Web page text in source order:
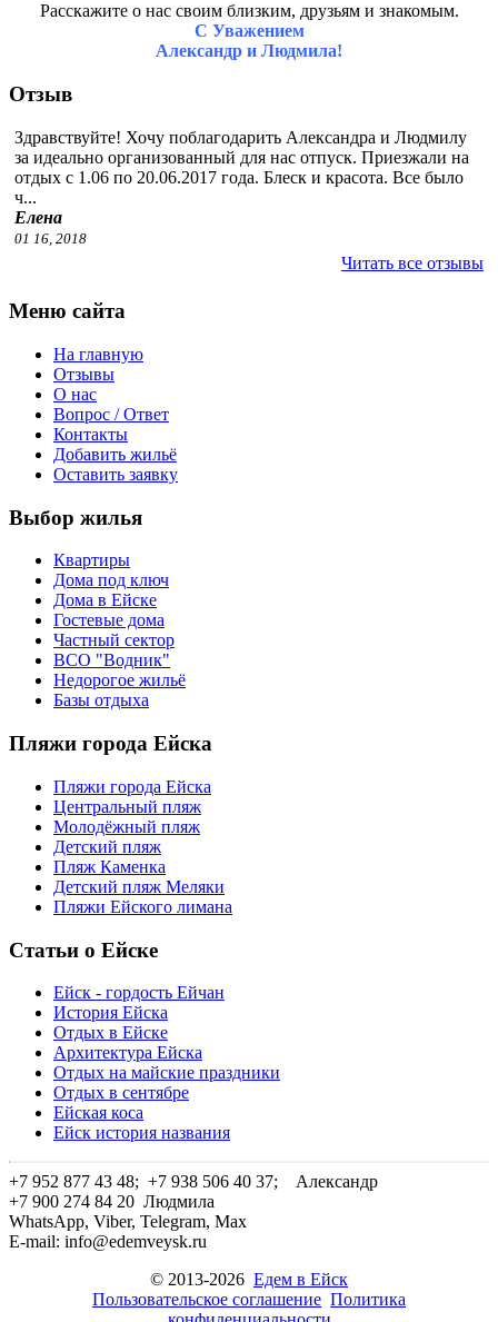
Расскажите о нас своим близким, друзьям и знакомым.
С Уважением
Александр и Людмила!
Отзыв
Здравствуйте! Хочу поблагодарить Александра и Людмилу
за идеально организованный для нас отпуск. Приезжали на
отдых с 1.06 по 20.06.2017 года. Блеск и красота. Все было
ч...
Елена
01 16, 2018
Читать все отзывы
Меню сайта
На главную
Отзывы
О нас
Вопрос / Ответ
Контакты
Добавить жильё
Оставить заявку
Выбор жилья
Квартиры
Дома под ключ
Дома в Ейске
Гостевые дома
Частный сектор
ВСО "Водник"
Недорогое жильё
Базы отдыха
Пляжи города Ейска
Пляжи города Ейска
Центральный пляж
Молодёжный пляж
Детский пляж
Пляж Каменка
Детский пляж Меляки
Пляжи Ейского лимана
Статьи о Ейске
Ейск - гордость Ейчан
История Ейска
Отдых в Ейске
Архитектура Ейска
Отдых на майские праздники
Отдых в сентябре
Ейская коса
Ейск история названия
+7 952 877 43 48; +7 938 506 40 37; Александр
+7 900 274 84 20 Людмила
WhatsApp, Viber, Telegram, Max
E-mail: info@edemveysk.ru
© 2013-2026 Едем в Ейск
Пользовательское соглашение Политика